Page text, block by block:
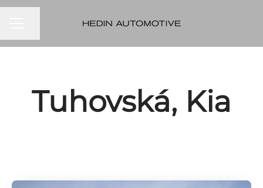
KARIÉRNA PONUKA
Zdieľať stránku
Tuhovská, Kia